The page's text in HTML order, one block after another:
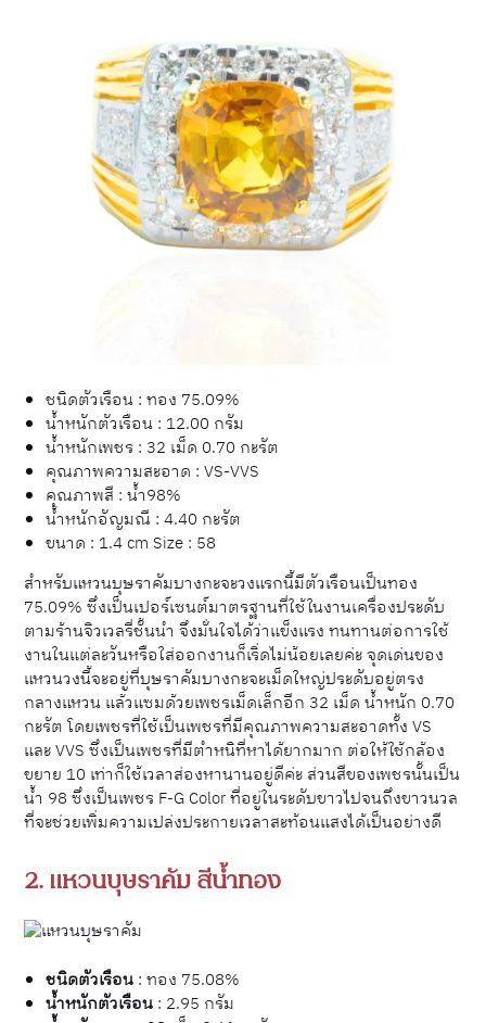
ชนิดตัวเรือน : ทอง 75.09%
น้ำหนักตัวเรือน : 12.00 กรัม
น้ำหนักเพชร : 32 เม็ด 0.70 กะรัต
คุณภาพความสะอาด : VS-VVS
คุณภาพสี : น้ำ98%
น้ำหนักอัญมณี : 4.40 กะรัต
ขนาด : 1.4 cm Size : 58
สำหรับแหวนบุษราคัมบางกะจะวงแรกนี้มีตัวเรือนเป็นทอง
75.09% ซึ่งเป็นเปอร์เซนต์มาตรฐานที่ใช้ในงานเครื่องประดับ
ตามร้านจิวเวลรี่ชั้นนำ จึงมั่นใจได้ว่าแข็งแรง ทนทานต่อการใช้
งานในแต่ละวันหรือใส่ออกงานก็เริ่ดไม่น้อยเลยค่ะ จุดเด่นของ
แหวนวงนี้จะอยู่ที่บุษราคัมบางกะจะเม็ดใหญ่ประดับอยู่ตรง
กลางแหวน แล้วแซมด้วยเพชรเม็ดเล็กอีก 32 เม็ด น้ำหนัก 0.70
กะรัต โดยเพชรที่ใช้เป็นเพชรที่มีคุณภาพความสะอาดทั้ง VS
และ VVS ซึ่งเป็นเพชรที่มีตำหนิที่หาได้ยากมาก ต่อให้ใช้กล้อง
ขยาย 10 เท่าก็ใช้เวลาส่องหานานอยู่ดีค่ะ ส่วนสีของเพชรนั้นเป็น
น้ำ 98 ซึ่งเป็นเพชร F-G Color ที่อยู่ในระดับขาวไปจนถึงขาวนวล
ที่จะช่วยเพิ่มความเปล่งประกายเวลาสะท้อนแสงได้เป็นอย่างดี
2.แหวนบุษราคัม สีน้ำทอง
ชนิดตัวเรือน : ทอง 75.08%
น้ำหนักตัวเรือน : 2.95 กรัม